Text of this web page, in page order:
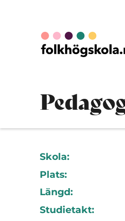
Skola:
Plats:
Längd:
Studietakt: